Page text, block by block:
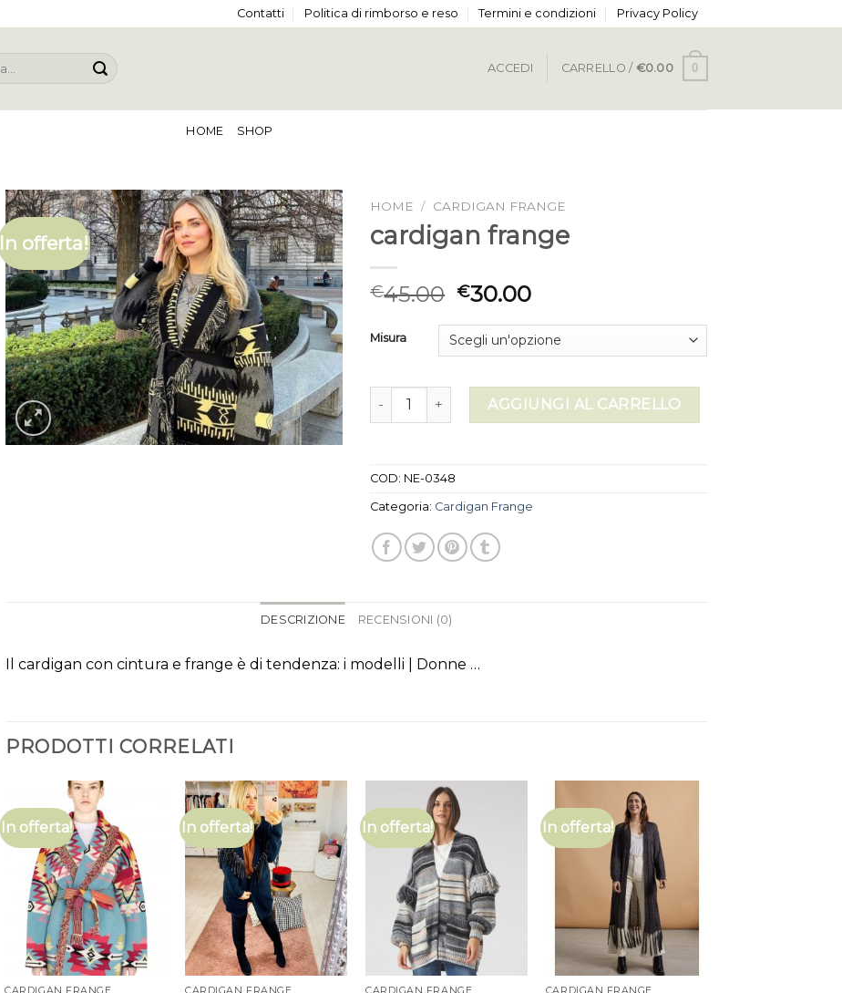
Contatti Politica di rimborso e reso Termini e condizioni Privacy Policy
ACCEDI CARRELLO / €0.00 0
HOME SHOP
In offerta!
HOME / CARDIGAN FRANGE
cardigan frange
€45.00 €30.00
Misura
cardigan frange quantitàAGGIUNGI AL CARRELLO
COD: NE-0348
Categoria: Cardigan Frange
DESCRIZIONE RECENSIONI (0)
Il cardigan con cintura e frange è di tendenza: i modelli | Donne …
PRODOTTI CORRELATI
In offerta! In offerta! In offerta! In offerta!